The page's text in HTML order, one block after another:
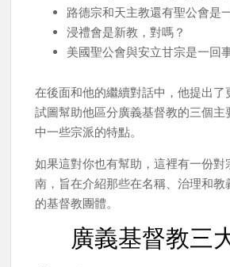
路德宗和天主教還有聖公會是
浸禮會是新教，對嗎？
美國聖公會與安立甘宗是一回
在後面和他的繼續對話中，他提出了
試圖幫助他區分廣義基督教的三個主
中一些宗派的特點。
如果這對你也有幫助，這裡有一份對
南，旨在介紹那些在名稱、治理和教
的基督教團體。
廣義基督教三